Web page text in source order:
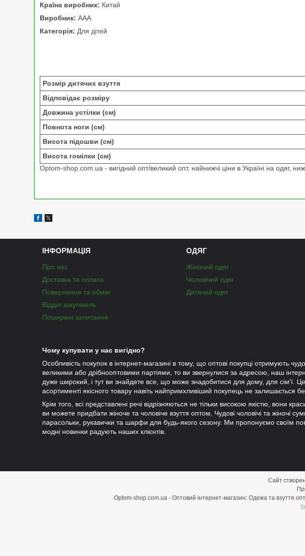
Країна виробник: Китай
Виробник: ААА
Категорія: Для дітей
Розмір дитячих взуття
Відповідає розміру
Довжина устілки (см)
Повнота ноги (см)
Висота підошви (см)
Висота гомілки (см)
Optom-shop.com.ua - вигідний опт/великий опт, найнижчі ціни в Україні на одяг,
ІНФОРМАЦІЯ
Про нас
Доставка та оплата
Повернення та обмін
Відділ закупівель
Поширені запитання
ОДЯГ
Жіночий одяг
Чоловічий одяг
Дитячий одяг
Чому купувати у нас вигідно?
Особливість покупок в інтернет-магазині в тому, що оптові покупці отримують
великими або дрібнооптовими партіями, то ви звернулися за адресою, наш
дуже широкий, і тут ви знайдете все, що може знадобитися для дому, для сім'ї.
асортименті якісного товару навіть найпримхливіший покупець не залишається
Крім того, всі представлені речі відрізняються не тільки високою якістю, вони
ви можете придбати жіноче та чоловіче взуття оптом, Чудові чоловічі та жіночі
парасольки, рукавички та шарфи для будь-якого сезону. Ми пропонуємо своїм
модні новинки радують наших клієнтів.
Сайт